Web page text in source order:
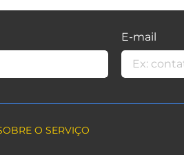
E-mail
O SERVIÇO